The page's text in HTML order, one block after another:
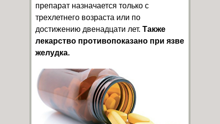
препарат назначается только с
трехлетнего возраста или по
достижению двенадцати лет. Также
лекарство противопоказано при язве
желудка.